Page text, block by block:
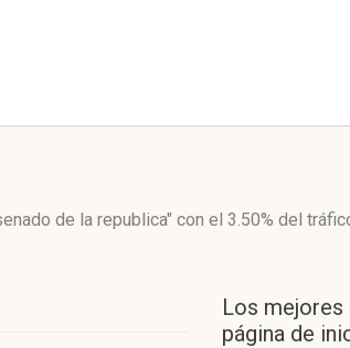
de la republica" con el 3.50% del
Los
página de